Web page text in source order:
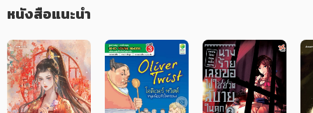
หนังสือแนะนำ